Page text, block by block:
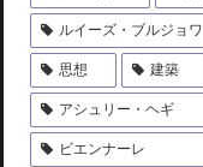
ルイーズ・ブルジョワ
思想 建築
アシュリー・ヘギ
ビエンナーレ